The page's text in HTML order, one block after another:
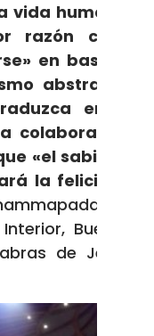
humana,
razón cada
en base al
abstracto,
en la
colaboración
«el sabio se
la felicidad
El
Buenos
de Jesús